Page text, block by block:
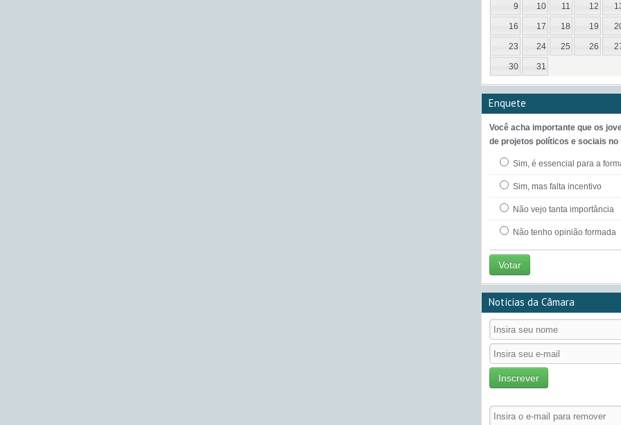
9 10 11 12
16 17 18 19
23 24 25 26
30 31
Enquete
Você acha importante que os
de projetos políticos e sociais no
Sim, é essencial para a
Sim, mas falta incentivo
Não vejo tanta importância
Não tenho opinião formada
Votar
Notícias da Câmara
Inscrever